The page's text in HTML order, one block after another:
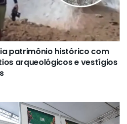
patrimônio histórico com
arqueológicos e vestígios